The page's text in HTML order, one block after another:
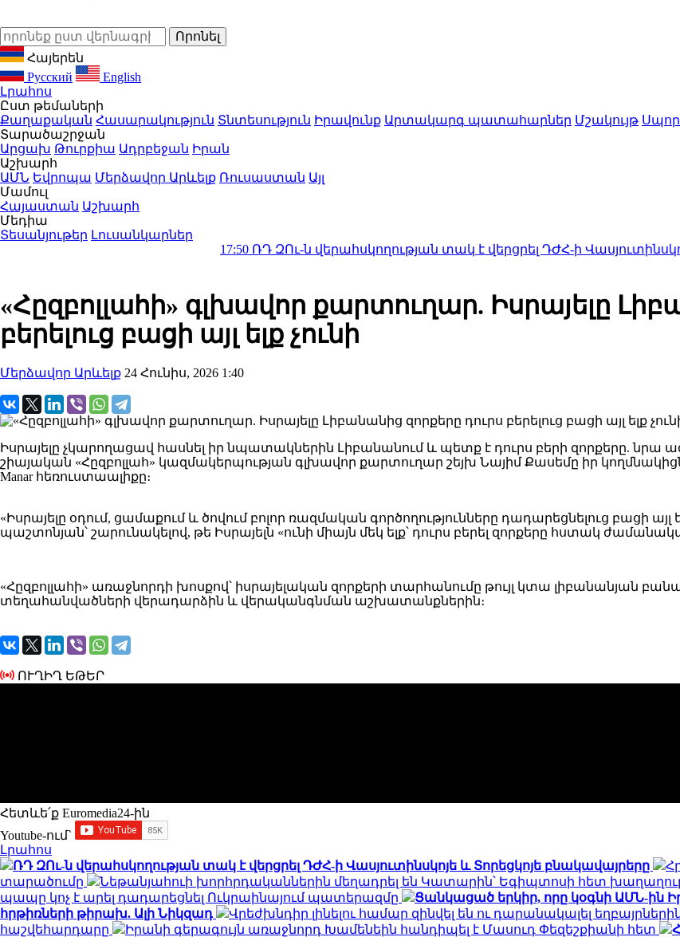
Հայերեն
Русский
English
Լրահոս
Ըստ թեմաների
Քաղաքական Հասարակություն Տնտեսություն Իրավունք Արտակարգ պատահարներ Մշակույթ
Տարածաշրջան
Արցախ Թուրքիա Ադրբեջան Իրան
Աշխարհ
ԱՄՆ Եվրոպա Մերձավոր Արևելք Ռուսաստան Այլ
Մամուլ
Հայաստան Աշխարհ
Մեդիա
Տեսանյութեր Լուսանկարներ
ՌԴ ԶՈւ-ն վերահսկողության տակ է վերցրել ԴԺՀ-ի Վասյուտինսկոյե և
«Հըզբոլլահի» գլխավոր քարտուղար. Իսրայելը
բերելուց բացի այլ ելք չունի
Մերձավոր Արևելք 24 Հունիս, 2026 1:40
Իսրայելը չկարողացավ հասնել իր նպատակներին Լիբանանում և պետք է դուրս բերի զորքերը. նրա
շիայական «Հըզբոլլահ» կազմակերպության գլխավոր քարտուղար շեյխ Նայիմ Քասեմը իր
Manar հեռուստաալիքը։
«Իսրայելը օդում, ցամաքում և ծովում բոլոր ռազմական գործողությունները դադարեցնելուց բացի այլ
պաշտոնյան՝ շարունակելով, թե Իսրայելն «ունի միայն մեկ ելք՝ դուրս բերել զորքերը հստակ
«Հըզբոլլահի» առաջնորդի խոսքով՝ իսրայելական զորքերի տարհանումը թույլ կտա լիբանանյան
տեղահանվածների վերադարձին և վերականգնման աշխատանքներին։
ՈՒՂԻՂ ԵԹԵՐ
Հետևե՛ք Euromedia24-ին
Youtube-ում`
Լրահոս
ՌԴ ԶՈւ-ն վերահսկողության տակ է վերցրել ԴԺՀ-ի Վասյուտինսկոյե և Տորեցկոյե բնակավայրերը
տարածումը
Նեթանյահուի խորհրդականներին մեղադրել են Կատարին՝ Եգիպտոսի հետ
պապը կոչ է արել դադարեցնել Ուկրաինայում պատերազմը
Ցանկացած երկիր, որը կօգնի ԱՄՆ-ին
հրթիռների թիրախ. Ալի Նիկզադ
Վրեժխնդիր լինելու համար զինվել են ու դարանակալել
հաշվեհարդարը
Իրանի գերագույն առաջնորդ Խամենեին հանդիպել է Մասուդ Փեզեշքիանի հետ